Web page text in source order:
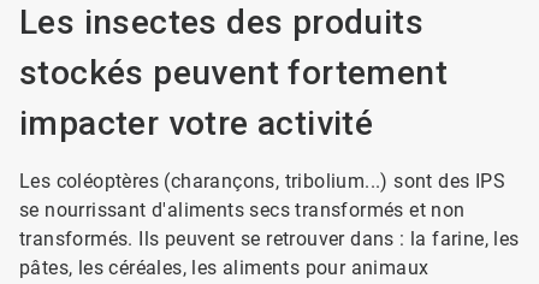
Les insectes des produits
stockés peuvent fortement
impacter votre activité
Les coléoptères (charançons, tribolium...) sont des IPS
se nourrissant d'aliments secs transformés et non
transformés. Ils peuvent se retrouver dans : la farine, les
pâtes, les céréales, les aliments pour animaux